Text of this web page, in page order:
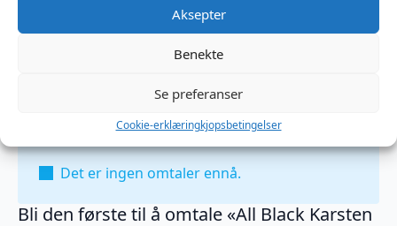
Aksepter
Benekte
Se preferanser
Cookie-erklæringkjopsbetingelser
Det er ingen omtaler ennå.
Bli den første til å omtale «All Black Karsten